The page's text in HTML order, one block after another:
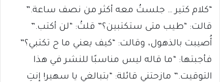
“كلام كتير … جلستُ معه أكثر من نصف ساعة.”
قالت: “طيب متى ستكتبين؟” قلتُ: “لن أكتب.”
أُصيبت بالذهول، وقالت: “كيف يعني ما ح تكتبي؟”
فأجبتها: “ما قاله ليس مناسبًا للنشر في هذا
التوقيت.” مازحتني قائلة: “بتبالغي يا سهير! إنتِ